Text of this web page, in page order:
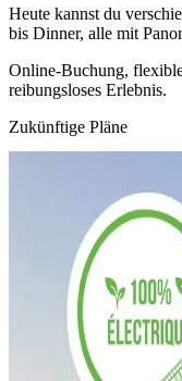
Heute kannst du
bis Dinner, alle mit
Online-Buchung,
reibungsloses Erlebnis.
Zukünftige Pläne